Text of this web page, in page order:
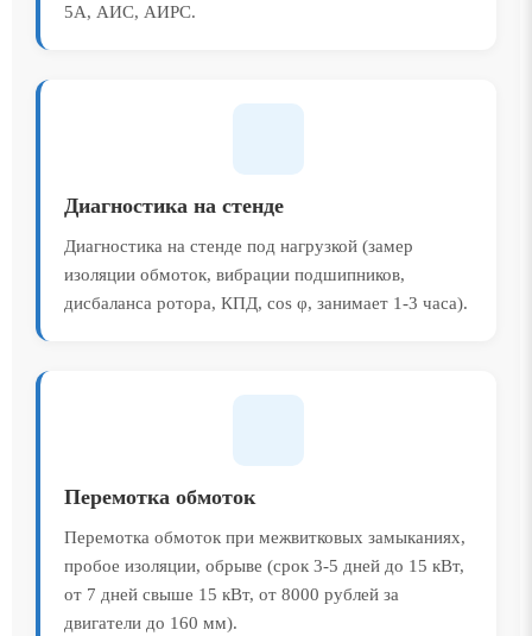
5А, АИС, АИРС.
Диагностика на стенде
Диагностика на стенде под нагрузкой (замер
изоляции обмоток, вибрации подшипников,
дисбаланса ротора, КПД, cos φ, занимает 1-3 часа).
Перемотка обмоток
Перемотка обмоток при межвитковых замыканиях,
пробое изоляции, обрыве (срок 3-5 дней до 15 кВт,
от 7 дней свыше 15 кВт, от 8000 рублей за
двигатели до 160 мм).